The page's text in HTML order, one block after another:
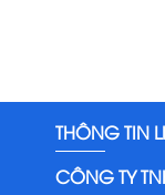
THÔNG TIN
CÔNG TY